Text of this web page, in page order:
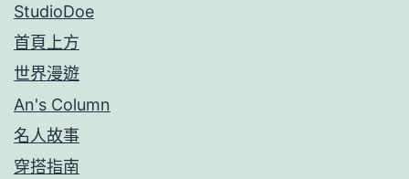
StudioDoe
首頁上方
世界漫遊
An's Column
名人故事
穿搭指南